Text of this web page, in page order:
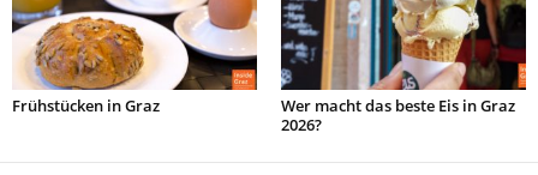
Frühstücken in Graz
Wer macht das beste Eis in Graz
2026?